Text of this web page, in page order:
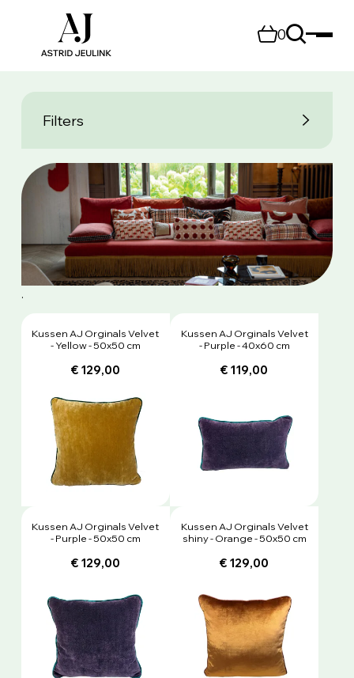
0
Filters
.
Kussen AJ Orginals Velvet
- Yellow - 50x50 cm
€ 129,00
Kussen AJ Orginals Velvet
- Purple - 40x60 cm
€ 119,00
Kussen AJ Orginals Velvet
- Purple - 50x50 cm
€ 129,00
Kussen AJ Orginals Velvet
shiny - Orange - 50x50 cm
€ 129,00